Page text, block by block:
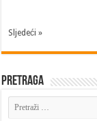
Sljedeći »
Pretraga